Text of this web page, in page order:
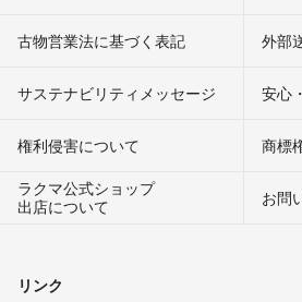
古物営業法に基づく表記 外部
サステナビリティメッセージ 安心
権利侵害について
商標
ラクマ公式ショップ
出店について
お問
リンク